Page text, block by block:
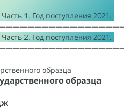
1. Год поступления 2021.
2. Год поступления 2021.
образца